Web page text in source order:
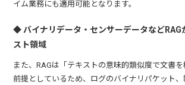
イム業務にも適用可能となります。
◆ バイナリデータ・センサーデータなどRAG
スト領域
また、RAGは「テキストの意味的類似度で文書
前提としているため、ログのバイナリパケット